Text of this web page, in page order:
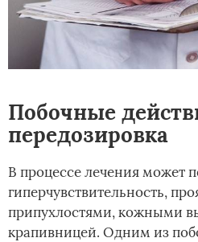
Побочные
передозировка
В процессе лечения может
гиперчувствительность,
припухлостями, кожными
крапивницей. Одним из